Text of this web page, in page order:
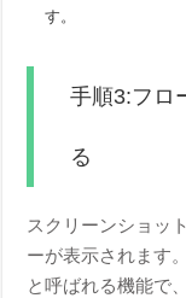
す。
手順3:フロ
る
スクリーンショッ
ーが表示されます
と呼ばれる機能で